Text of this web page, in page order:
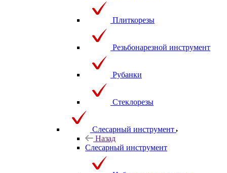
Плиткорезы
Резьбонарезной инструмент
Рубанки
Стеклорезы
Слесарный инструмент
Назад
Слесарный инструмент